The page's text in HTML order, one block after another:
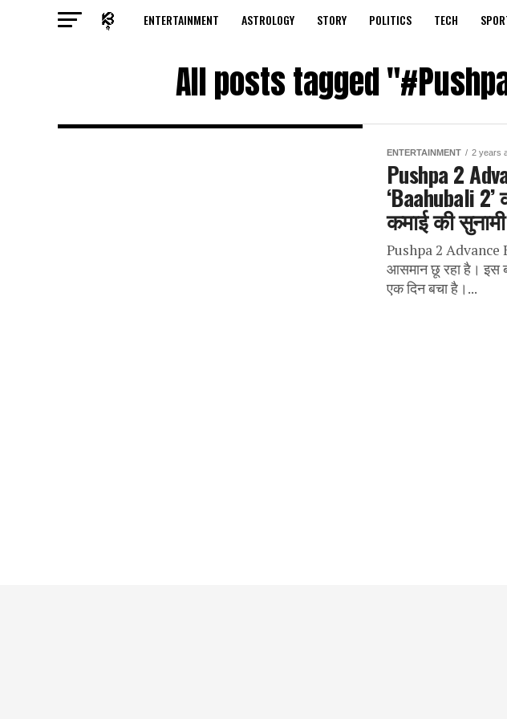
ENTERTAINMENT ASTROLOGY STORY POLITICS TECH
All posts tagged
ENTERTAINMENT 2 years
Pushpa 2
‘Baahubali
कमाई की
Pushpa 2 Advance
आसमान छू रहा है। इस
एक दिन बचा है।...